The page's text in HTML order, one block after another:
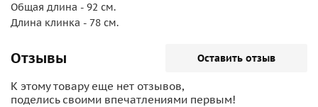
Общая длина - 92 см.
Длина клинка - 78 см.
Отзывы Оставить отзыв
К этому товару еще нет отзывов,
поделись своими впечатлениями первым!